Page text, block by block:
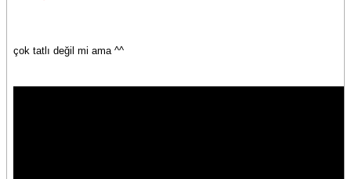
çok tatlı değil mi ama ^^